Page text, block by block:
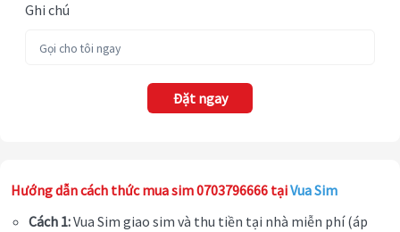
Ghi chú
Đặt ngay
Hướng dẫn cách thức mua sim 0703796666 tạiVua Sim
Cách 1:Vua Sim giao sim và thu tiền tại nhà miễn phí (áp